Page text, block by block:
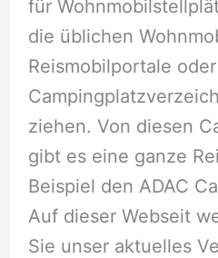
für
die üblichen
Reismobilportale
ziehen. Von diesen
gibt es eine ganze
Beispiel den ADAC
Auf dieser Webseit
Sie unser aktuelles